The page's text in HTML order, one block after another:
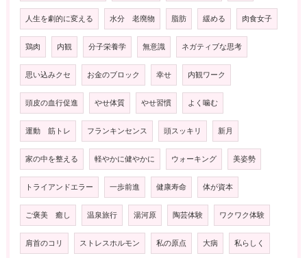
人生を劇的に変える 水分 老廃物 脂肪 緩める 肉食女子
鶏肉 内観 分子栄養学 無意識 ネガティブな思考
思い込みクセ お金のブロック 幸せ 内観ワーク
頭皮の血行促進 やせ体質 やせ習慣 よく噛む
運動 筋トレ フランキンセンス 頭スッキリ 新月
家の中を整える 軽やかに健やかに ウォーキング 美姿勢
トライアンドエラー 一歩前進 健康寿命 体が資本
ご褒美 癒し 温泉旅行 湯河原 陶芸体験 ワクワク体験
肩首のコリ ストレスホルモン 私の原点 大病 私らしく